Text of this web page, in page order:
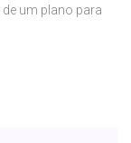
um plano para